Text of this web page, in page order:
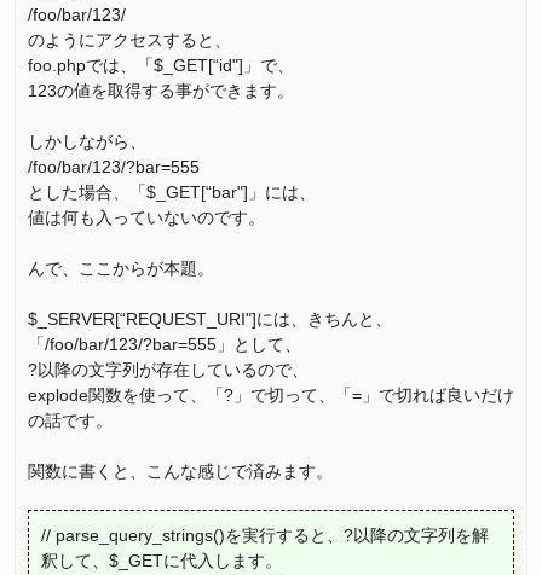
/foo/bar/123/
のようにアクセスすると、
foo.phpでは、「$_GET[“id"]」で、
123の値を取得する事ができます。
しかしながら、
/foo/bar/123/?bar=555
とした場合、「$_GET[“bar"]」には、
値は何も入っていないのです。
んで、ここからが本題。
$_SERVER[“REQUEST_URI"]には、きちんと、
「/foo/bar/123/?bar=555」として、
?以降の文字列が存在しているので、
explode関数を使って、「?」で切って、「=」で切れば良いだけ
の話です。
関数に書くと、こんな感じで済みます。
// parse_query_strings()を実行すると、?以降の文字列を解
釈して、$_GETに代入します。